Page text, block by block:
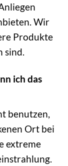
Wir
Produkte
sind.
ich das
benutzen,
Ort bei
extreme